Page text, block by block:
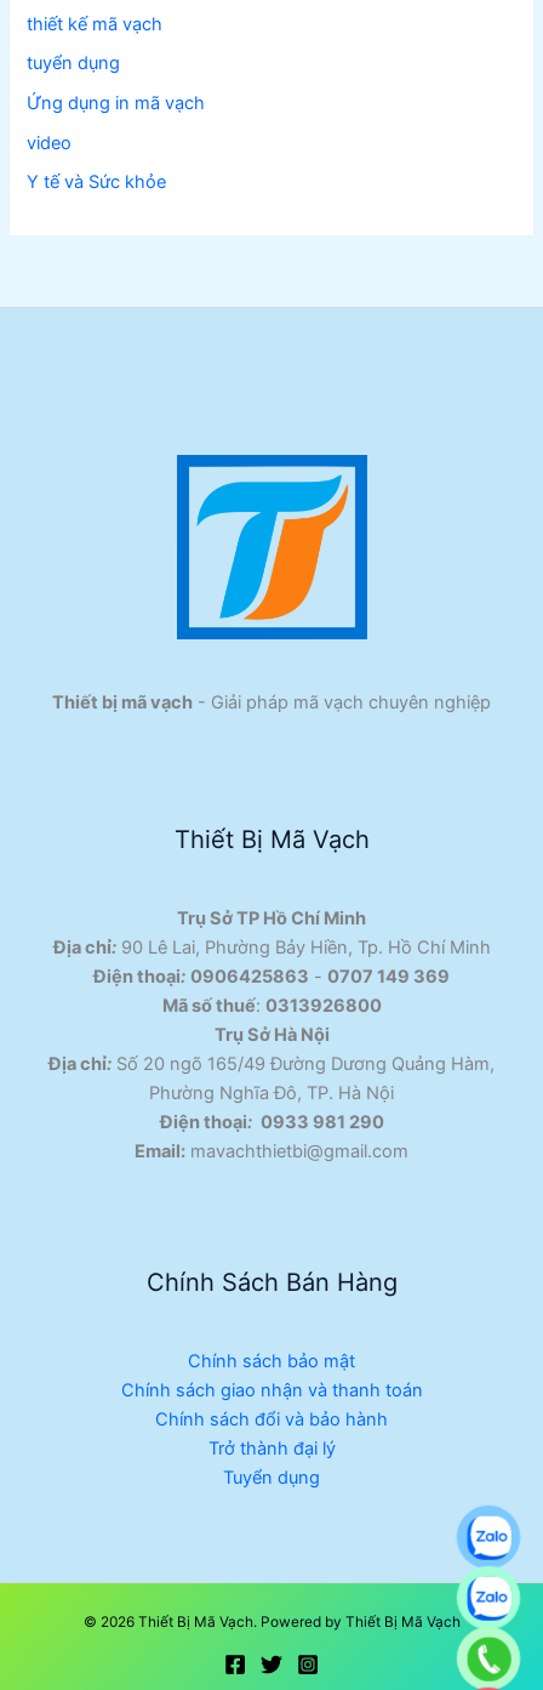
thiết kế mã vạch
tuyển dụng
Ứng dụng in mã vạch
video
Y tế và Sức khỏe
Thiết bị mã vạch - Giải pháp mã vạch chuyên nghiệp
Thiết Bị Mã Vạch
Trụ Sở TP Hồ Chí Minh
Địa chỉ:90 Lê Lai, Phường Bảy Hiền, Tp. Hồ Chí Minh
Điện thoại: 0906425863 - 0707 149 369
Mã số thuế: 0313926800
Trụ Sở Hà Nội
Địa chỉ: Số 20 ngõ 165/49 Đường Dương Quảng Hàm,
Phường Nghĩa Đô, TP. Hà Nội
Điện thoại: 0933 981 290
Email: mavachthietbi@gmail.com
Chính Sách Bán Hàng
Chính sách bảo mật
Chính sách giao nhận và thanh toán
Chính sách đổi và bảo hành
Trở thành đại lý
Tuyển dụng
© 2026 Thiết Bị Mã Vạch. Powered by Thiết Bị Mã Vạch